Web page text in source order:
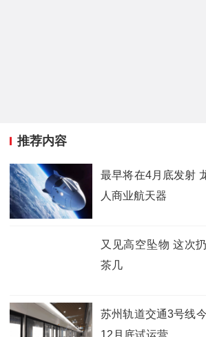
推荐内容
最早将在4月底发射
人商业航天器
又见高空坠物 这次
茶几
苏州轨道交通3号线
12月底试运营